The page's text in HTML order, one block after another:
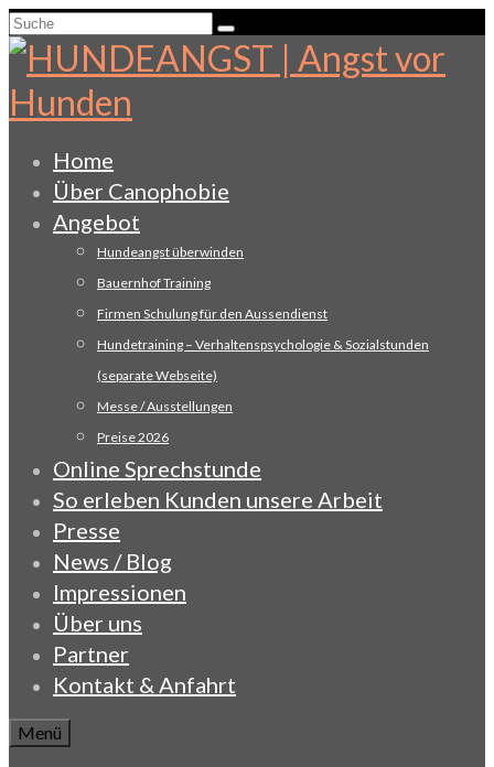
Suche
nach:
Home
Über Canophobie
Angebot
Hundeangst überwinden
Bauernhof Training
Firmen Schulung für den Aussendienst
Hundetraining – Verhaltenspsychologie & Sozialstunden
(separate Webseite)
Messe / Ausstellungen
Preise 2026
Online Sprechstunde
So erleben Kunden unsere Arbeit
Presse
News / Blog
Impressionen
Über uns
Partner
Kontakt & Anfahrt
Menü